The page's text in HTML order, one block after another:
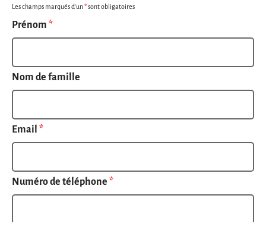
Les champs marqués d’un*sont obligatoires
Prénom *
Nom de famille
Email *
Numéro de téléphone *